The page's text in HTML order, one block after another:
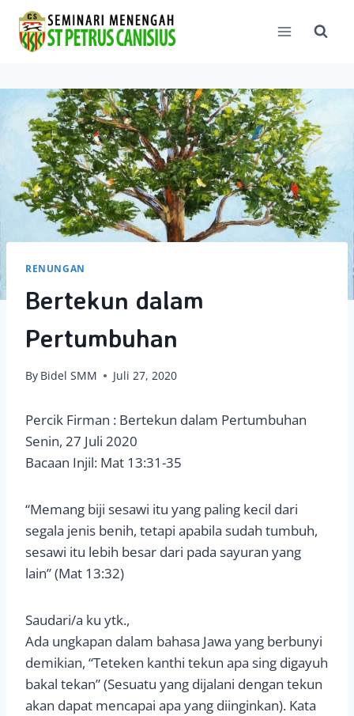
content
RENUNGAN
Bertekun dalam
Pertumbuhan
By Bidel SMM Juli 27, 2020
Percik Firman : Bertekun dalam Pertumbuhan
Senin, 27 Juli 2020
Bacaan Injil: Mat 13:31-35
“Memang biji sesawi itu yang paling kecil dari
segala jenis benih, tetapi apabila sudah tumbuh,
sesawi itu lebih besar dari pada sayuran yang
lain” (Mat 13:32)
Saudari/a ku ytk.,
Ada ungkapan dalam bahasa Jawa yang berbunyi
demikian, “Teteken kanthi tekun apa sing digayuh
bakal tekan” (Sesuatu yang dijalani dengan tekun
akan dapat mencapai apa yang diinginkan). Kata